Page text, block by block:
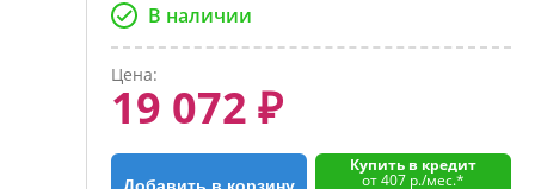
В наличии
Цена:
19 072 ₽
Купить в кредит
от 407 р./мес.*